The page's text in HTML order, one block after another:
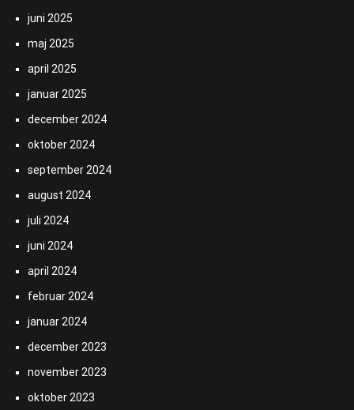
juni 2025
maj 2025
april 2025
januar 2025
december 2024
oktober 2024
september 2024
august 2024
juli 2024
juni 2024
april 2024
februar 2024
januar 2024
december 2023
november 2023
oktober 2023